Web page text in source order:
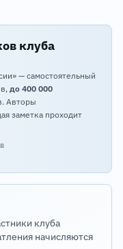
клуба
— самостоятельный
до 400 000
Авторы
заметка проходит
клуба
начисляются